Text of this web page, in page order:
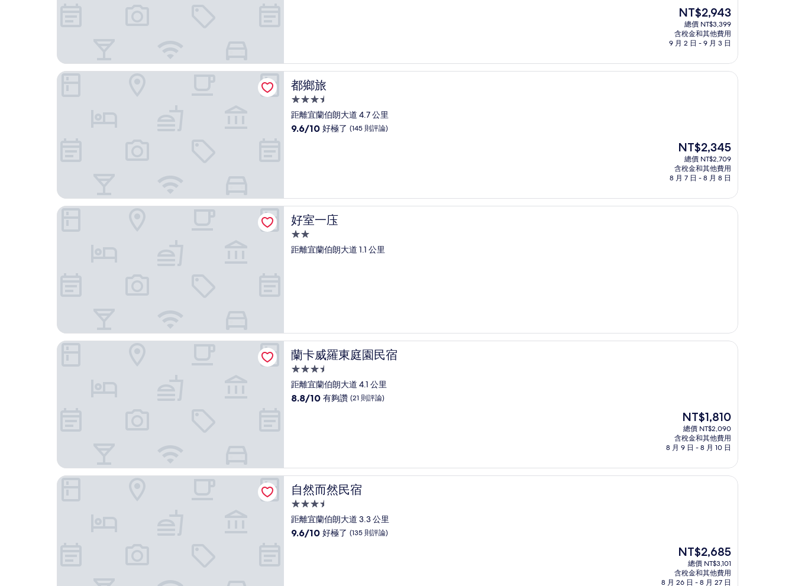
棒
了，
(1,003
則
評
論)
現
在
價
格
NT$2,943
NT$2,943
總價 NT$3,399
含稅金和其他費用
9 月 2 日 - 9 月 3 日
都鄉旅
都鄉旅
3.5
星
級
距離宜蘭伯朗大道 4.7 公里
9.6
極
了，
(145
則
評
論)
9.6/10 好極了 (145 則評論)
現
在
價
格
NT$2,345
NT$2,345
總價 NT$2,709
含稅金和其他費用
8 月 7 日 - 8 月 8 日
都鄉旅
好室一庒
好室一庒
2.0
星
距離宜蘭伯朗大道 1.1 公里
好室一庒
蘭卡威羅東庭園民宿
蘭卡威羅東庭園民宿
3.5
星
級
距離宜蘭伯朗大道 4.1 公里
8.8
夠
讚，
(21
則
評
論)
8.8/10 有夠讚 (21 則評論)
現
在
價
格
NT$1,810
NT$1,810
總價 NT$2,090
含稅金和其他費用
8 月 9 日 - 8 月 10 日
蘭卡威羅東庭園民宿
自然而然民宿
自然而然民宿
3.5
星
級
距離宜蘭伯朗大道 3.3 公里
9.6
9.6/10 好極了 (135 則評論)
現
價
格
NT$2,685
總價 NT$3,101
含稅金和其他費用
8 月 26 日 - 8 月 27 日
自然而然民宿